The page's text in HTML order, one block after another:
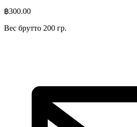
฿300.00
Вес брутто 200 гр.